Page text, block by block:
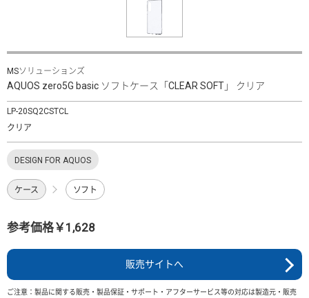
MSソリューションズ
AQUOS zero5G basic ソフトケース「CLEAR SOFT」 クリア
LP-20SQ2CSTCL
クリア
DESIGN FOR AQUOS
ケース ソフト
参考価格￥1,628
販売サイトへ
ご注意：製品に関する販売・製品保証・サポート・アフターサービス等の対応は製造元・販売